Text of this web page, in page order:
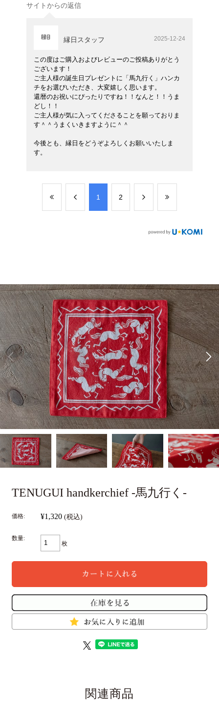
サイトからの返信
縁日スタッフ 2025-12-24
この度はご購入およびレビューのご投稿ありがとう
ございます！
ご主人様の誕生日プレゼントに「馬九行く」ハンカ
チをお選びいただき、大変嬉しく思います。
還暦のお祝いにぴったりですね！！なんと！！うま
どし！！
ご主人様が気に入ってくださることを願っておりま
す＾＾うまくいきますように＾＾
今後とも、縁日をどうぞよろしくお願いいたしま
す。
​1 ​2
TENUGUI handkerchief -馬九行く-
価格: ¥1,320 (税込)
数量:
枚
関連商品